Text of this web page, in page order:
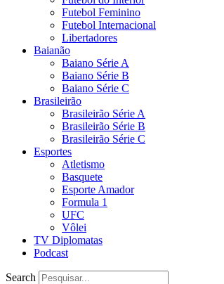
Futebol Feminino
Futebol Internacional
Libertadores
Baianão
Baiano Série A
Baiano Série B
Baiano Série C
Brasileirão
Brasileirão Série A
Brasileirão Série B
Brasileirão Série C
Esportes
Atletismo
Basquete
Esporte Amador
Formula 1
UFC
Vôlei
TV Diplomatas
Podcast
Search